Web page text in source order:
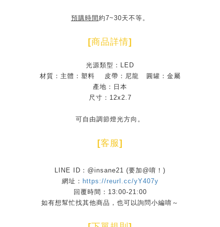
預購時間 約7~30天不等。
[商品詳情]
光源類型：LED
材質：主體：塑料 皮帶：尼龍 圓罐：金屬
產地：日本
尺寸：12x2.7
可自由調節燈光方向。
[客服]
LINE ID：@insane21 (要加@唷！)
網址： https://reurl.cc/yY407y
回覆時間：13:00-21:00
如有想幫忙找其他商品，也可以詢問小編唷～